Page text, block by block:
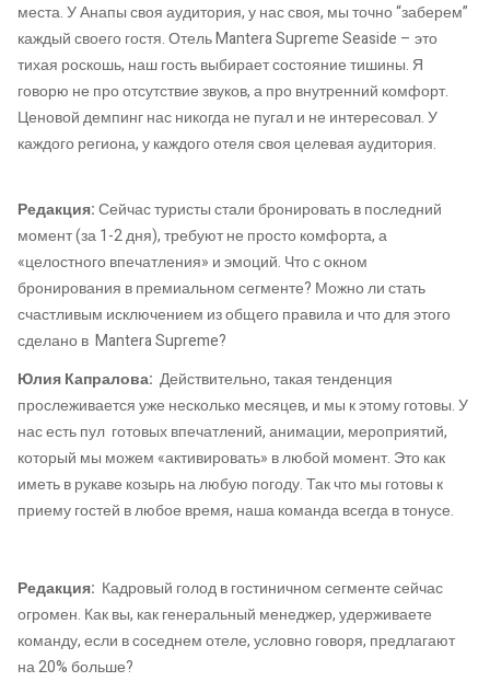
места. У Анапы своя аудитория, у нас своя, мы точно “заберем”
каждый своего гостя. Отель Mantera Supreme Seaside – это
тихая роскошь, наш гость выбирает состояние тишины. Я
говорю не про отсутствие звуков, а про внутренний комфорт.
Ценовой демпинг нас никогда не пугал и не интересовал. У
каждого региона, у каждого отеля своя целевая аудитория.
Редакция:Сейчас туристы стали бронировать в последний
момент (за 1-2 дня), требуют не просто комфорта, а
«целостного впечатления» и эмоций. Что с окном
бронирования в премиальном сегменте? Можно ли стать
счастливым исключением из общего правила и что для этого
сделано в Mantera Supreme?
Юлия Капралова: Действительно, такая тенденция
прослеживается уже несколько месяцев, и мы к этому готовы. У
нас есть пул готовых впечатлений, анимации, мероприятий,
который мы можем «активировать» в любой момент. Это как
иметь в рукаве козырь на любую погоду. Так что мы готовы к
приему гостей в любое время, наша команда всегда в тонусе.
Редакция: Кадровый голод в гостиничном сегменте сейчас
огромен. Как вы, как генеральный менеджер, удерживаете
команду, если в соседнем отеле, условно говоря, предлагают
на 20% больше?